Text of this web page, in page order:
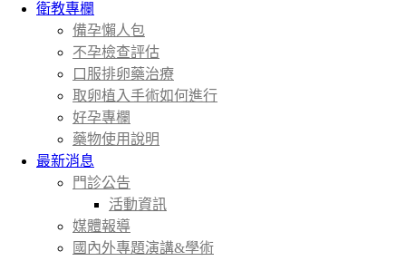
衛教專欄
備孕懶人包
不孕檢查評估
口服排卵藥治療
取卵植入手術如何進行
好孕專欄
藥物使用說明
最新消息
門診公告
活動資訊
媒體報導
國內外專題演講&學術